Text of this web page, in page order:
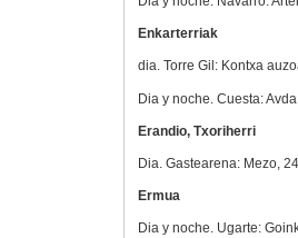
Enkarterriak
dia. Torre Gil: Kontxa
Dia y noche. Cuesta:
Erandio, Txoriherri
Dia. Gastearena: Mezo,
Ermua
Dia y noche. Ugarte: